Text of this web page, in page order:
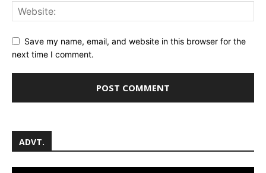
Save my name, email, and website in this browser for the
next time I comment.
ADVT.